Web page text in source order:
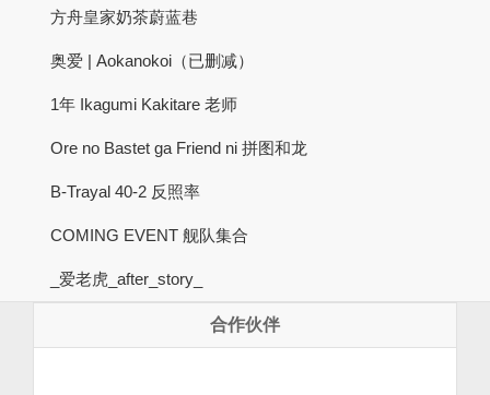
方舟皇家奶茶蔚蓝巷
奥爱 | Aokanokoi（已删减）
1年 Ikagumi Kakitare 老师
Ore no Bastet ga Friend ni 拼图和龙
B-Trayal 40-2 反照率
COMING EVENT 舰队集合
_爱老虎_after_story_
合作伙伴